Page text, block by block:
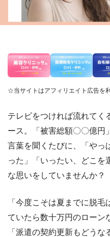
☆当サイトはアフィリエイト広告を
テレビをつければ流れてく
ース。「被害総額〇〇億
言葉を聞くたびに、「やっ
った」「いったい、どこを
な思いをしていませんか？
「今度こそは夏までに脱
ていたら数十万円のローン
「派遣の契約更新もどう